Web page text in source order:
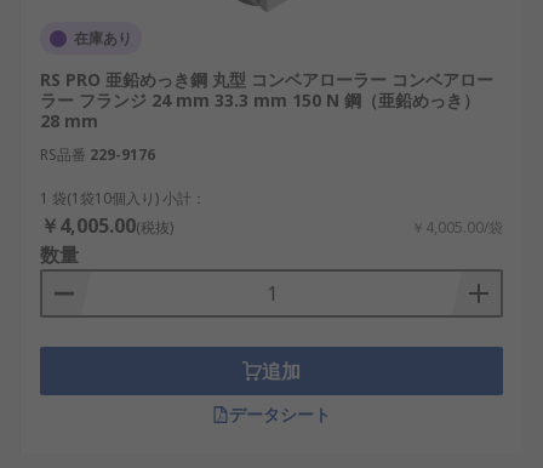
在庫あり
RS PRO 亜鉛めっき鋼 丸型 コンベアローラー コンベアロー
ラー フランジ 24 mm 33.3 mm 150 N 鋼（亜鉛めっき）
28 mm
RS品番 229-9176
1 袋(1袋10個入り) 小計：
￥4,005.00(税抜) ￥4,005.00/袋
数量
追加
データシート